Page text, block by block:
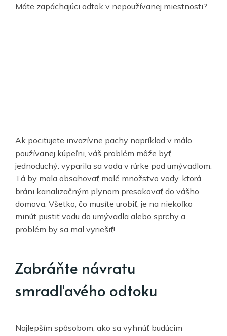
Máte zapáchajúci odtok v nepoužívanej miestnosti?
Ak pociťujete invazívne pachy napríklad v málo
používanej kúpeľni, váš problém môže byť
jednoduchý: vyparila sa voda v rúrke pod umývadlom.
Tá by mala obsahovať malé množstvo vody, ktorá
bráni kanalizačným plynom presakovať do vášho
domova. Všetko, čo musíte urobiť, je na niekoľko
minút pustiť vodu do umývadla alebo sprchy a
problém by sa mal vyriešiť!
Zabráňte návratu
smradľavého odtoku
Najlepším spôsobom, ako sa vyhnúť budúcim